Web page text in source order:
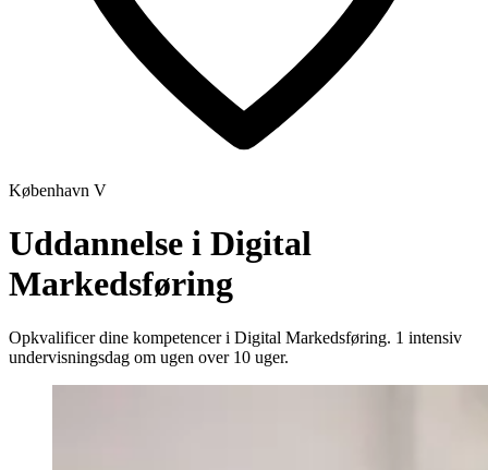
København V
Uddannelse i Digital
Markedsføring
Opkvalificer dine kompetencer i Digital Markedsføring. 1 intensiv
undervisningsdag om ugen over 10 uger.